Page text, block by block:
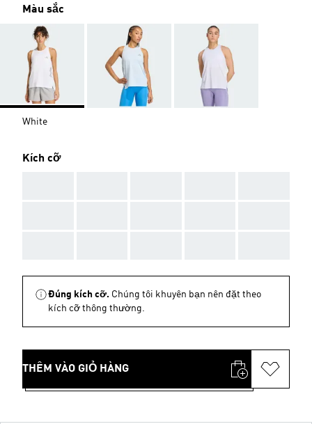
Màu sắc
White
Kích cỡ
Đúng kích cỡ. Chúng tôi khuyên bạn nên đặt theo
kích cỡ thông thường.
THÊM VÀO GIỎ HÀNG